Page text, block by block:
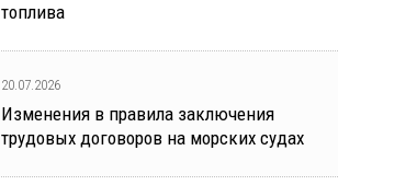
топлива
20.07.2026
Изменения в правила заключения
трудовых договоров на морских судах